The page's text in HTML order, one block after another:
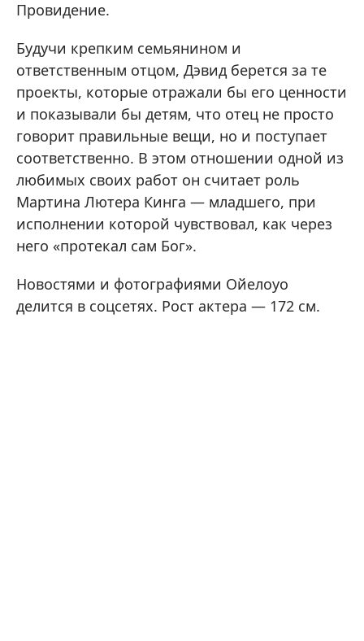
Провидение.
Будучи крепким семьянином и
ответственным отцом, Дэвид берется за те
проекты, которые отражали бы его ценности
и показывали бы детям, что отец не просто
говорит правильные вещи, но и поступает
соответственно. В этом отношении одной из
любимых своих работ он считает роль
Мартина Лютера Кинга — младшего, при
исполнении которой чувствовал, как через
него «протекал сам Бог».
Новостями и фотографиями Ойелоуо
делится в соцсетях. Рост актера — 172 см.